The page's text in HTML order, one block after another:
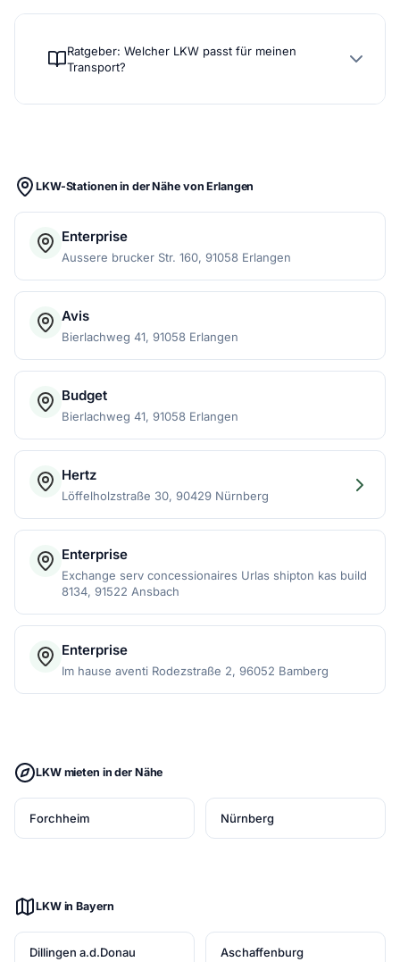
Ratgeber: Welcher LKW passt für meinen
Transport?
LKW-Stationen in der Nähe von Erlangen
Enterprise
Aussere brucker Str. 160, 91058 Erlangen
Avis
Bierlachweg 41, 91058 Erlangen
Budget
Bierlachweg 41, 91058 Erlangen
Hertz
Löffelholzstraße 30, 90429 Nürnberg
Enterprise
Exchange serv concessionaires Urlas shipton kas build
8134, 91522 Ansbach
Enterprise
Im hause aventi Rodezstraße 2, 96052 Bamberg
LKW mieten in der Nähe
Forchheim Nürnberg
LKW in Bayern
Dillingen a.d.Donau Aschaffenburg